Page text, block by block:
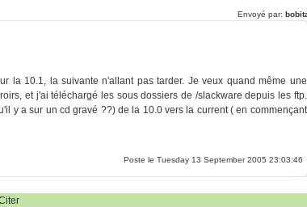
Envoyé par:
la 10.1, la suivante n'allant pas tarder. Je veux quand même une
et j'ai téléchargé les sous dossiers de /slackware depuis les ftp.
y a sur un cd gravé ??) de la 10.0 vers la current ( en commençant
Poste le Tuesday 13 September 2005 23:03:46